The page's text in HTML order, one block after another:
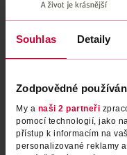
Souhlas Detaily
Zodpovědné
My a naši 2 partneři
pomocí technologií, jako
přístup k informacím na
personalizované reklamy
Violet Noir parfémovaná
pro ženy